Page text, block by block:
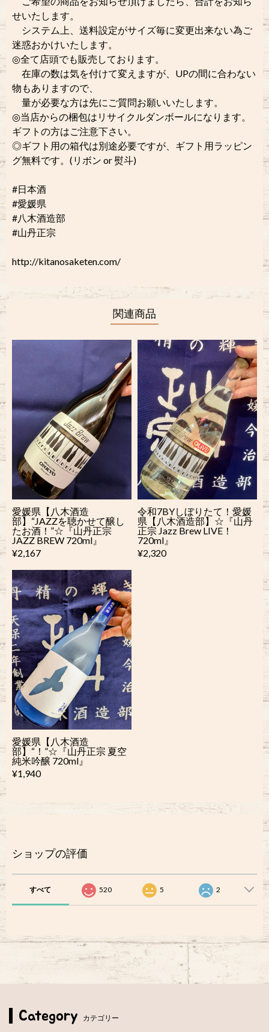
せいたします。
システム上、送料設定がサイズ毎に変更出来ない為ご
迷惑おかけいたします。
◎全て店頭でも販売しております。
在庫の数は気を付けて変えますが、UPの間に合わない
物もありますので、
量が必要な方は先にご質問お願いいたします。
◎当店からの梱包はリサイクルダンボールになります。
ギフトの方はご注意下さい。
◎ギフト用の箱代は別途必要ですが、ギフト用ラッピン
グ無料です。(リボン or 熨斗)
#日本酒
#愛媛県
#八木酒造部
#山丹正宗
http://kitanosaketen.com/
関連商品
愛媛県【八木酒造
部】“JAZZを聴かせて醸し
たお酒！”☆『山丹正宗
JAZZ BREW 720ml』
¥2,167
令和7BYしぼりたて！愛媛
県【八木酒造部】☆『山丹
正宗 Jazz Brew LIVE！
720ml』
¥2,320
愛媛県【八木酒造
部】“！”☆『山丹正宗 夏空
純米吟醸 720ml』
¥1,940
ショップの評価
すべて 520 5 2
Category カテゴリー